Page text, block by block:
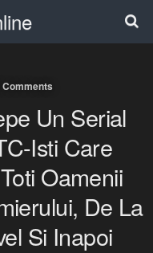
Comments
Un Serial
Isti Care
Oamenii
De La
Si Inapoi